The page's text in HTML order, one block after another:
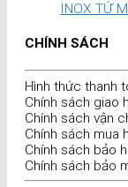
INOX TỨ
CHÍNH SÁCH
Hình thức thanh
Chính sách giao
Chính sách vận
Chính sách mua
Chính sách bảo
Chính sách bảo